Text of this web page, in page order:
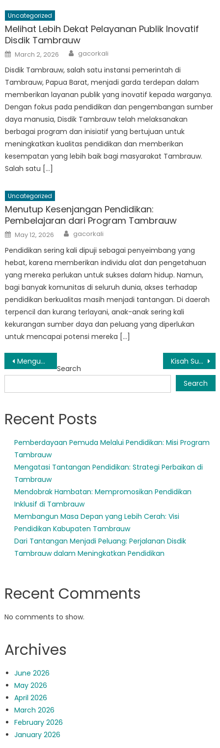
Uncategorized
Melihat Lebih Dekat Pelayanan Publik Inovatif
Disdik Tambrauw
Posted
on
March 2, 2026 Author
gacorkali
Disdik Tambrauw, salah satu instansi pemerintah di
Tambrauw, Papua Barat, menjadi garda terdepan dalam
memberikan layanan publik yang inovatif kepada warganya.
Dengan fokus pada pendidikan dan pengembangan sumber
daya manusia, Disdik Tambrauw telah melaksanakan
berbagai program dan inisiatif yang bertujuan untuk
meningkatkan kualitas pendidikan dan memberikan
kesempatan yang lebih baik bagi masyarakat Tambrauw.
Salah satu […]
Uncategorized
Menutup Kesenjangan Pendidikan:
Pembelajaran dari Program Tambrauw
Posted
on
May 12, 2026 Author
gacorkali
Pendidikan sering kali dipuji sebagai penyeimbang yang
hebat, karena memberikan individu alat dan pengetahuan
yang mereka perlukan untuk sukses dalam hidup. Namun,
bagi banyak komunitas di seluruh dunia, akses terhadap
pendidikan berkualitas masih menjadi tantangan. Di daerah
terpencil dan kurang terlayani, anak-anak sering kali
kekurangan sumber daya dan peluang yang diperlukan
untuk mencapai potensi mereka […]
Post
navigation
Mengungkap Temuan Penting dari Data Pendidikan di Tambrauw Kisah Sukses PPDB Tambrauw: Bagaimana Siswa Menemukan Sekolah Sempurna
Search
Search
Recent Posts
Pemberdayaan Pemuda Melalui Pendidikan: Misi Program
Tambrauw
Mengatasi Tantangan Pendidikan: Strategi Perbaikan di
Tambrauw
Mendobrak Hambatan: Mempromosikan Pendidikan
Inklusif di Tambrauw
Membangun Masa Depan yang Lebih Cerah: Visi
Pendidikan Kabupaten Tambrauw
Dari Tantangan Menjadi Peluang: Perjalanan Disdik
Tambrauw dalam Meningkatkan Pendidikan
Recent Comments
No comments to show.
Archives
June 2026
May 2026
April 2026
March 2026
February 2026
January 2026